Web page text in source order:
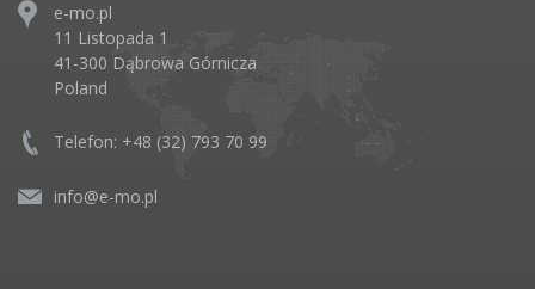
e-mo.pl
11 Listopada 1
41-300 Dąbrowa Górnicza
Poland
Telefon: +48 (32) 793 70 99
info@e-mo.pl